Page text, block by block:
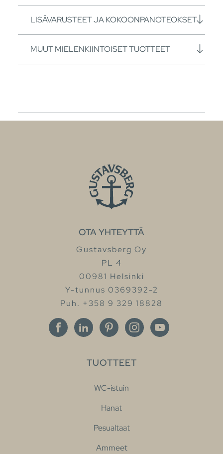
LISÄVARUSTEET JA KOKOONPANOTEOKSET
MUUT MIELENKIINTOISET TUOTTEET
OTA YHTEYTTÄ
Gustavsberg Oy
PL 4
00981 Helsinki
Y-tunnus 0369392-2
Puh. +358 9 329 18828
TUOTTEET
WC-istuin
Hanat
Pesualtaat
Ammeet